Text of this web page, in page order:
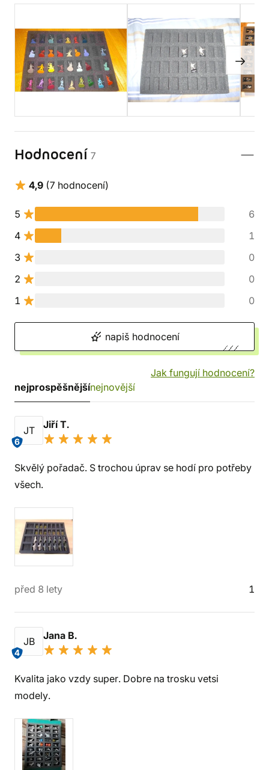
Hodnocení 7
4,9 (7 hodnocení)
5
6
4
1
3
0
2
0
1
0
napiš hodnocení
Jak fungují hodnocení?
nejprospěšnějšínejnovější
JT
6
Jiří T.
Skvělý pořadač. S trochou úprav se hodí pro potřeby
všech.
před 8 lety 1
JB
4
Jana B.
Kvalita jako vzdy super. Dobre na trosku vetsi
modely.